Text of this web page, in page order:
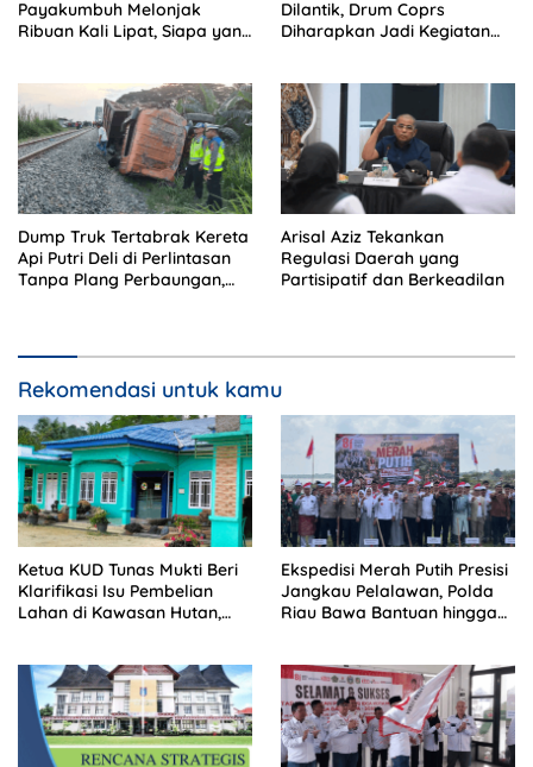
Payakumbuh Melonjak
Ribuan Kali Lipat, Siapa yang
Dilantik, Drum Coprs
Diharapkan Jadi Kegiatan
Dump Truk Tertabrak Kereta
Api Putri Deli di Perlintasan
Tanpa Plang Perbaungan,
Arisal Aziz Tekankan
Regulasi Daerah yang
Partisipatif dan Berkeadilan
Rekomendasi untuk kamu
Ketua KUD Tunas Mukti Beri
Klarifikasi Isu Pembelian
Lahan di Kawasan Hutan,
Ekspedisi Merah Putih Presisi
Jangkau Pelalawan, Polda
Riau Bawa Bantuan hingga